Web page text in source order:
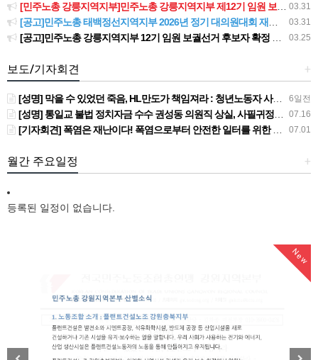
03.31
[민주노총 강릉지역지부]민주노총 강릉지역지부 제12기 임원 보궐선거결과 공고
03.31
[공고]민주노총 태백정선지역지부 2026년 정기 대의원대회 재소집 건
03.25
[공고]민주노총 강릉지역지부 12기 임원 보궐선거 후보자 확정 공고
+
보도/기자회견
6일전
[성명] 막을 수 있었던 죽음, HL만도가 책임져라 : 청년노동자 사망사고의 철저한 진상규명과 재발방지 대책 마련하라
07.16
[성명] 통일교 불법 정치자금 수수 권성동 의원직 상실, 사필귀정이다
07.01
[기자회견] 폭염은 재난이다! 폭염으로부터 안전한 일터를 위한 민주노총 강원지역본부 폭염감시단 선포 기자회견
+
월간 주요일정
등록된 일정이 없습니다.
New
New